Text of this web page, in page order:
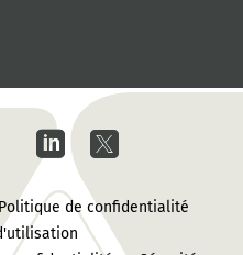
Politique de confidentialité